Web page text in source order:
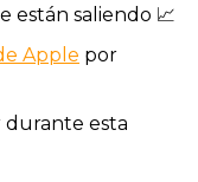
están saliendo 📈
Apple por
durante esta